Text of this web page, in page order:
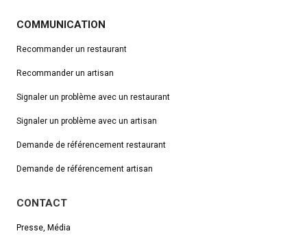
COMMUNICATION
Recommander un restaurant
Recommander un artisan
Signaler un problème avec un restaurant
Signaler un problème avec un artisan
Demande de référencement restaurant
Demande de référencement artisan
CONTACT
Presse, Média